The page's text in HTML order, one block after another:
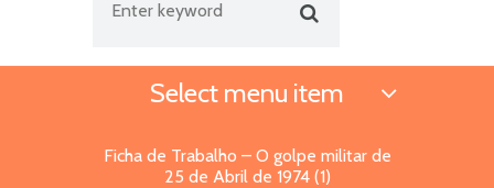
Select menu item
Ficha de Trabalho – O golpe militar de
25 de Abril de 1974 (1)